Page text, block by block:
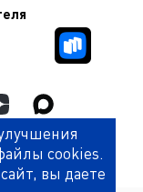
cookies.
вы даете